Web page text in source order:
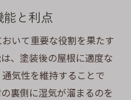
能と利点
いて重要な役割を果たす
、塗装後の屋根に適度な
気性を維持することで
裏側に湿気が溜まるのを